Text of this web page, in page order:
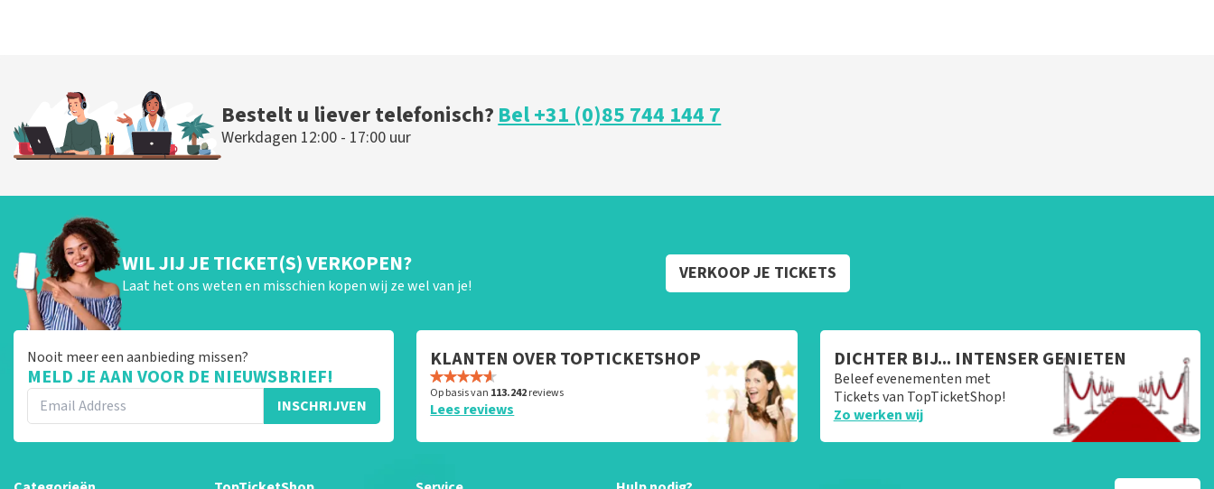
Bestelt u liever telefonisch?Bel +31 (0)85 744 144 7
Werkdagen 12:00 - 17:00 uur
WIL JIJ JE TICKET(S) VERKOPEN?
Laat het ons weten en misschien kopen wij ze wel van je!
VERKOOP JE TICKETS
Nooit meer een aanbieding missen?
MELD JE AAN VOOR DE NIEUWSBRIEF!
INSCHRIJVEN
KLANTEN OVER TOPTICKETSHOP
Op basis van 113.242reviews
Lees reviews
DICHTER BIJ... INTENSER GENIETEN
Beleef evenementen met
Tickets van TopTicketShop!
Zo werken wij